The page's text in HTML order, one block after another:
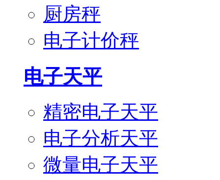
厨房秤
电子计价秤
电子天平
精密电子天平
电子分析天平
微量电子天平